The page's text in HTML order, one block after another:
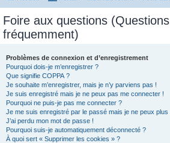
Foire aux questions
fréquemment)
Problèmes de connexion et d’enregistrement
Pourquoi dois-je m’enregistrer ?
Que signifie COPPA ?
Je souhaite m’enregistrer, mais je n’y parviens pas !
Je suis enregistré mais je ne peux pas me connecter !
Pourquoi ne puis-je pas me connecter ?
Je me suis enregistré par le passé mais je ne peux plus
J’ai perdu mon mot de passe !
Pourquoi suis-je automatiquement déconnecté ?
À quoi sert « Supprimer les cookies » ?